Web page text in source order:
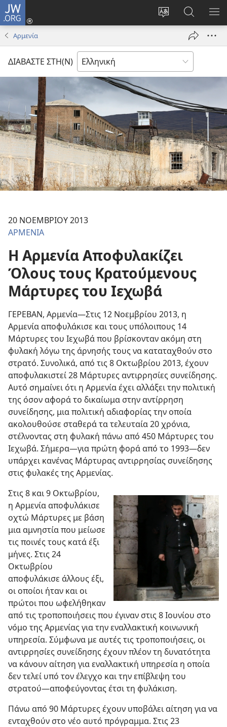
JW.ORG
Αλλαγή
γλώσσας
ιστότοπου
Σύνδεση
(ανοίγει
παράθυρο)
στο
JW.ORG
Αρμενία
ΔΙΑΒΑΣΤΕ ΣΤΗ(Ν)
20 ΝΟΕΜΒΡΙΟΥ 2013
ΑΡΜΕΝΙΑ
Η Αρμενία Αποφυλακίζει
Όλους τους Κρατούμενους
Μάρτυρες του Ιεχωβά
ΓΕΡΕΒΑΝ, Αρμενία—Στις 12 Νοεμβρίου 2013, η
Αρμενία αποφυλάκισε και τους υπόλοιπους 14
Μάρτυρες του Ιεχωβά που βρίσκονταν ακόμη στη
φυλακή λόγω της άρνησής τους να καταταχθούν στο
στρατό. Συνολικά, από τις 8 Οκτωβρίου 2013, έχουν
αποφυλακιστεί 28 Μάρτυρες αντιρρησίες συνείδησης.
Αυτό σημαίνει ότι η Αρμενία έχει αλλάξει την πολιτική
της όσον αφορά το δικαίωμα στην αντίρρηση
συνείδησης, μια πολιτική αδιαφορίας την οποία
ακολουθούσε σταθερά τα τελευταία 20 χρόνια,
στέλνοντας στη φυλακή πάνω από 450 Μάρτυρες του
Ιεχωβά. Σήμερα—για πρώτη φορά από το 1993—δεν
υπάρχει κανένας Μάρτυρας αντιρρησίας συνείδησης
στις φυλακές της Αρμενίας.
Στις 8 και 9 Οκτωβρίου,
η Αρμενία αποφυλάκισε
οχτώ Μάρτυρες με βάση
μια αμνηστία που μείωσε
τις ποινές τους κατά έξι
μήνες. Στις 24
Οκτωβρίου
αποφυλάκισε άλλους έξι,
οι οποίοι ήταν και οι
πρώτοι που ωφελήθηκαν
από τις τροποποιήσεις που έγιναν στις 8 Ιουνίου στο
νόμο της Αρμενίας για την εναλλακτική κοινωνική
υπηρεσία. Σύμφωνα με αυτές τις τροποποιήσεις, οι
αντιρρησίες συνείδησης έχουν πλέον τη δυνατότητα
να κάνουν αίτηση για εναλλακτική υπηρεσία η οποία
δεν τελεί υπό τον έλεγχο και την επίβλεψη του
στρατού—αποφεύγοντας έτσι τη φυλάκιση.
Πάνω από 90 Μάρτυρες έχουν υποβάλει αίτηση για να
ενταχθούν στο νέο αυτό πρόγραμμα. Στις 23